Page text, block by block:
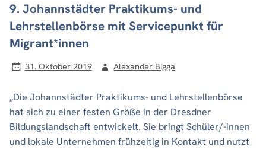
9. Johannstädter Praktikums- und
Lehrstellenbörse mit Servicepunkt für
Migrant*innen
31. Oktober 2019 Alexander Bigga
„Die Johannstädter Praktikums- und Lehrstellenbörse
hat sich zu einer festen Größe in der Dresdner
Bildungslandschaft entwickelt. Sie bringt Schüler/-innen
und lokale Unternehmen frühzeitig in Kontakt und nutzt